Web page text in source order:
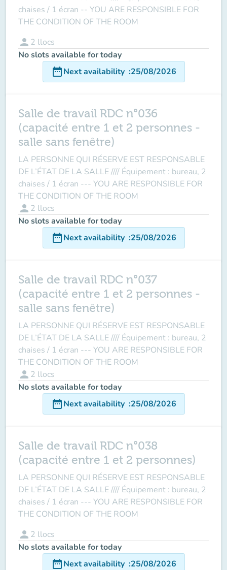
chaises / 1 écran -- YOU ARE RESPONSIBLE FOR
THE CONDITION OF THE ROOM
person 2 llocs
No slots available for today
date_rangeNext availability :25/08/2026
Salle de travail RDC n°036
(capacité entre 1 et 2 personnes -
salle sans fenêtre)
LA PERSONNE QUI RÉSERVE EST RESPONSABLE
DE L’ÉTAT DE LA SALLE //// Équipement : bureau, 2
chaises / 1 écran --- YOU ARE RESPONSIBLE FOR
THE CONDITION OF THE ROOM
person 2 llocs
No slots available for today
date_rangeNext availability :25/08/2026
Salle de travail RDC n°037
(capacité entre 1 et 2 personnes -
salle sans fenêtre)
LA PERSONNE QUI RÉSERVE EST RESPONSABLE
DE L’ÉTAT DE LA SALLE //// Équipement : bureau, 2
chaises / 1 écran --- YOU ARE RESPONSIBLE FOR
THE CONDITION OF THE ROOM
person 2 llocs
No slots available for today
date_rangeNext availability :25/08/2026
Salle de travail RDC n°038
(capacité entre 1 et 2 personnes)
LA PERSONNE QUI RÉSERVE EST RESPONSABLE
DE L’ÉTAT DE LA SALLE //// Équipement : bureau, 2
chaises / 1 écran --- YOU ARE RESPONSIBLE FOR
THE CONDITION OF THE ROOM
person 2 llocs
No slots available for today
date_rangeNext availability :25/08/2026